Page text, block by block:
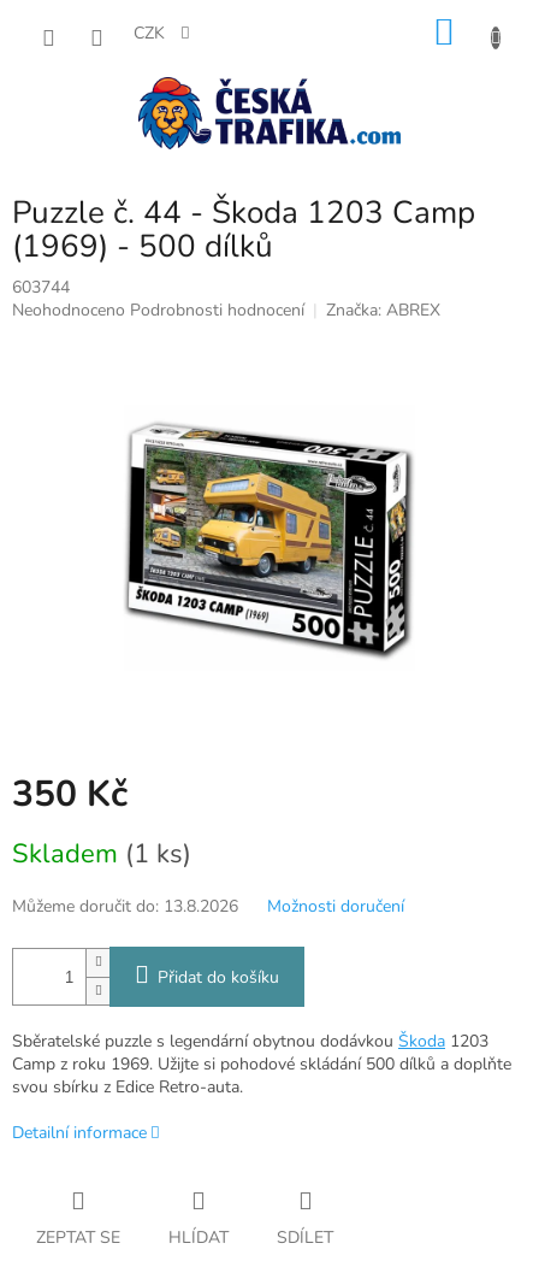
CZK
Puzzle č. 44 - Škoda 1203 Camp
(1969) - 500 dílků
603744
Průměrné
Neohodnoceno Podrobnosti hodnocení Značka: ABREX
350 Kč
cena:
Skladem (1 ks)
Můžeme doručit do: 13.8.2026 Možnosti doručení
Přidat do košíku
Sběratelské puzzle s legendární obytnou dodávkou Škoda 1203
Camp z roku 1969. Užijte si pohodové skládání 500 dílků a doplňte
svou sbírku z Edice Retro-auta.
Detailní informace
ZEPTAT SE HLÍDAT SDÍLET